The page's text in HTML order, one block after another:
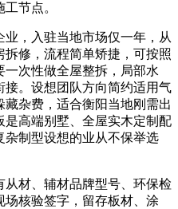
节点。
，入驻当地市场仅一年，从
修，流程简单矫捷，可按照
次性做全屋整拆，局部水
。设想团队方向简约适用气
杂费，适合衡阳当地刚需出
高端别墅、全屋实木定制配
制型设想的业从不保举选
材、辅材品牌型号、环保检
核验签字，留存板材、涂